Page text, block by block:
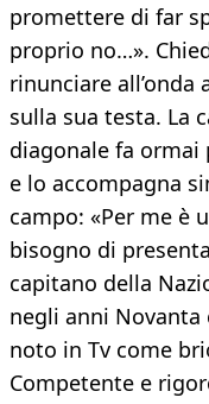
promettere di far
proprio no…».
rinunciare all’onda
sulla sua testa. La
diagonale fa ormai
e lo accompagna
campo: «Per me è
bisogno di
capitano della
negli anni Novanta
noto in Tv come
Competente e